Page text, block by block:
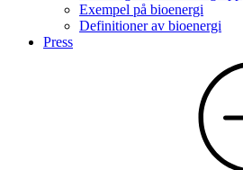
Exempel på bioenergi
Definitioner av bioenergi
Press